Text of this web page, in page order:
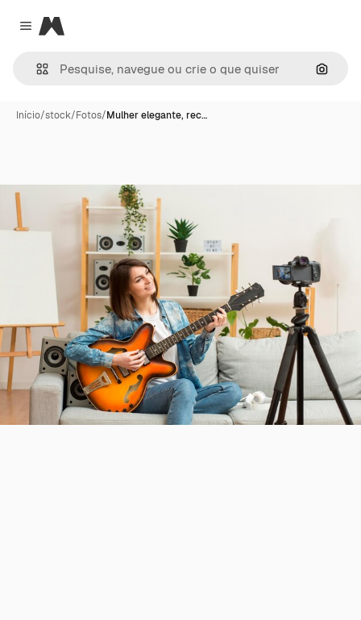
Close menu
Magnific
Início/stock/Fotos/Mulher elegante, rec…